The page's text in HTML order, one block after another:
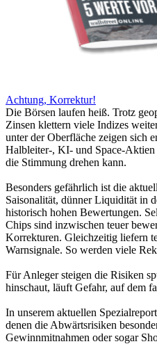
Achtung, Korrektur!
Die Börsen laufen heiß. Trotz
Zinsen klettern viele Indizes
unter der Oberfläche zeigen sich
Halbleiter-, KI- und Space-
die Stimmung drehen kann.
Besonders gefährlich ist die
Saisonalität, dünner Liquidität in
historisch hohen Bewertungen.
Chips sind inzwischen teuer
Korrekturen. Gleichzeitig liefern
Warnsignale. So werden viele
Für Anleger steigen die Risiken
hinschaut, läuft Gefahr, auf dem
In unserem aktuellen
denen die Abwärtsrisiken
Gewinnmitnahmen oder sogar